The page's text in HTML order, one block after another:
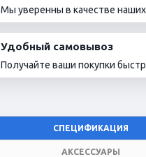
Мы уверенны в качестве
Удобный самовывоз
Получайте ваши покупки
СПЕЦИФИКАЦИЯ
АКСЕССУАРЫ